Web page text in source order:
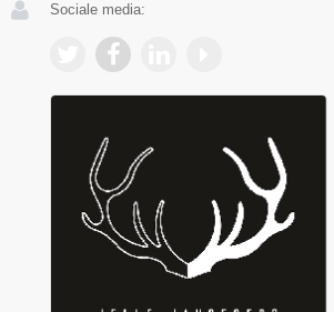
Sociale media: